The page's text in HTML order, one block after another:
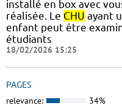
installé en box avec
réalisée. Le CHU ayant
enfant peut être
étudiants
18/02/2026 15:25
PAGES
relevance: 34%